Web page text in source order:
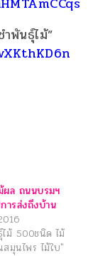
พันธุ์ไม้”
ผล ถนนบรมฯ
รส่งถึงบ้าน
ม้ 500ชนิด ไม้
มุนไพร ไม้ใบ"